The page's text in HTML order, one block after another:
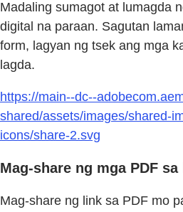
Madaling sumagot at lumagda
digital na paraan. Sagutan
form, lagyan ng tsek ang mga
lagda.
https://main--dc--
shared/assets/images/shared-
icons/share-2.svg
Mag-share ng mga PDF
Mag-share ng link sa PDF mo